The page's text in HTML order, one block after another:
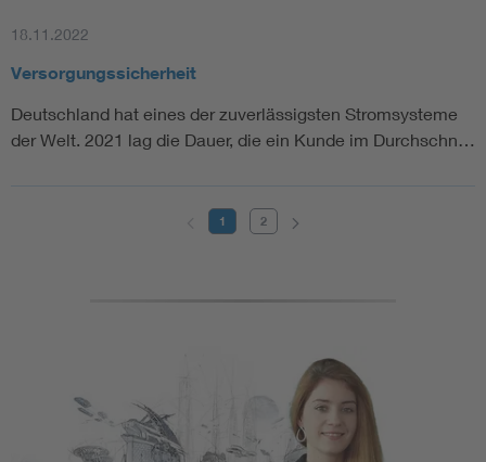
18.11.2022
Versorgungssicherheit
Deutschland hat eines der zuverlässigsten Stromsysteme
der Welt. 2021 lag die Dauer, die ein Kunde im Durchschn…
1 2